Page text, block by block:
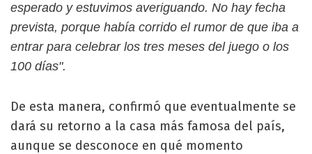
esperado y estuvimos averiguando. No hay fecha
prevista, porque había corrido el rumor de que iba a
entrar para celebrar los tres meses del juego o los
100 días".
De esta manera, confirmó que eventualmente se
dará su retorno a la casa más famosa del país,
aunque se desconoce en qué momento